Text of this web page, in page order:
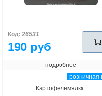
Код: 26531
190 руб
подробнее
розничная
Картофелемялка.